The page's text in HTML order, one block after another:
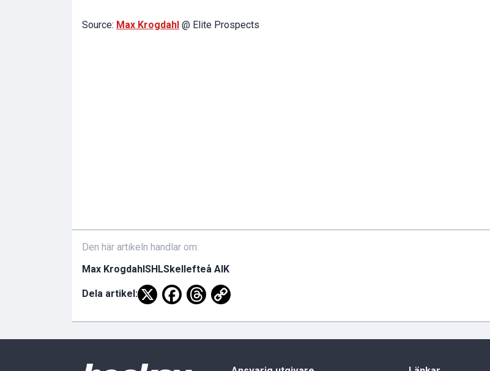
Source: Max Krogdahl @ Elite Prospects
Den här artikeln handlar om:
Max Krogdahl SHLSkellefteå AIK
Dela artikel: